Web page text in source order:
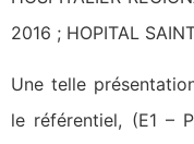
2016 ; HOPITAL
Une telle
le référentiel, (E1 –